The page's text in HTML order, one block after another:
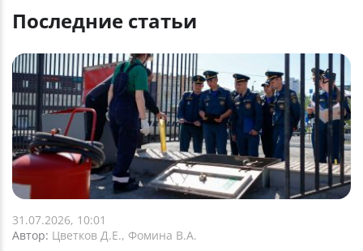
Последние статьи
31.07.2026, 10:01
Автор: Цветков Д.Е., Фомина В.А.